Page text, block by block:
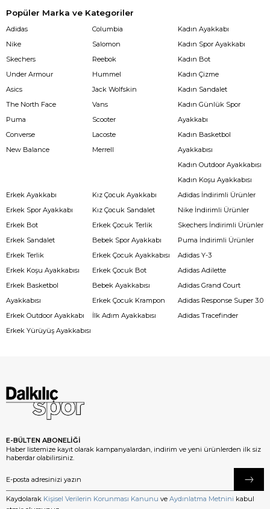
Popüler Marka ve Kategoriler
Adidas
Nike
Skechers
Under Armour
Asics
The North Face
Puma
Converse
New Balance
Columbia
Salomon
Reebok
Hummel
Jack Wolfskin
Vans
Scooter
Lacoste
Merrell
Kadın Ayakkabı
Kadın Spor Ayakkabı
Kadın Bot
Kadın Çizme
Kadın Sandalet
Kadın Günlük Spor
Ayakkabı
Kadın Basketbol
Ayakkabısı
Kadın Outdoor Ayakkabısı
Kadın Koşu Ayakkabısı
Erkek Ayakkabı
Erkek Spor Ayakkabı
Erkek Bot
Erkek Sandalet
Erkek Terlik
Erkek Koşu Ayakkabısı
Erkek Basketbol
Ayakkabısı
Erkek Outdoor Ayakkabı
Erkek Yürüyüş Ayakkabısı
Kız Çocuk Ayakkabı
Kız Çocuk Sandalet
Erkek Çocuk Terlik
Bebek Spor Ayakkabı
Erkek Çocuk Ayakkabısı
Erkek Çocuk Bot
Bebek Ayakkabısı
Erkek Çocuk Krampon
İlk Adım Ayakkabısı
Adidas İndirimli Ürünler
Nike İndirimli Ürünler
Skechers İndirimli Ürünler
Puma İndirimli Ürünler
Adidas Y-3
Adidas Adilette
Adidas Grand Court
Adidas Response Super 3.0
Adidas Tracefinder
E-BÜLTEN ABONELİĞİ
Haber listemize kayıt olarak kampanyalardan, indirim ve yeni ürünlerden ilk siz
haberdar olabilirsiniz.
Kaydolarak Kişisel Verilerin Korunması Kanunu ve Aydınlatma Metnini kabul